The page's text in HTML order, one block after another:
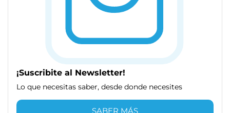
¡Suscribite al Newsletter!
Lo que necesitas saber, desde donde necesites
SABER MÁS